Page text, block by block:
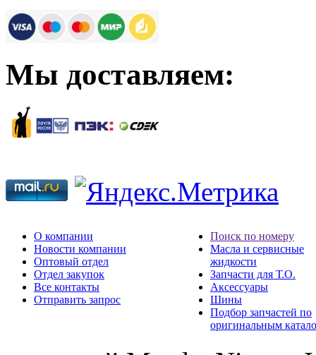
Мы доставляем:
О компании
Новости компании
Оптовый отдел
Отдел закупок
Все контакты
Отправить запрос
Поиск по номеру
Масла и сервисные
жидкости
Запчасти для Т.О.
Аксессуары
Шины
Подбор запчастей по
оригинальным